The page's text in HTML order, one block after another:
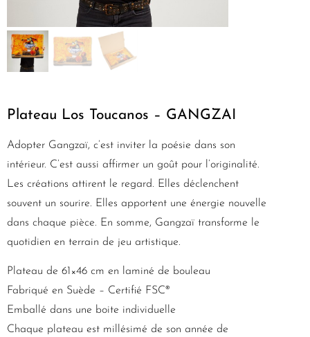
Plateau Los Toucanos – GANGZAI
Adopter Gangzaï, c’est inviter la poésie dans son
intérieur. C’est aussi affirmer un goût pour l’originalité.
Les créations attirent le regard. Elles déclenchent
souvent un sourire. Elles apportent une énergie nouvelle
dans chaque pièce. En somme, Gangzaï transforme le
quotidien en terrain de jeu artistique.
Plateau de 61×46 cm en laminé de bouleau
Fabriqué en Suède – Certifié FSC®
Emballé dans une boite individuelle
Chaque plateau est millésimé de son année de